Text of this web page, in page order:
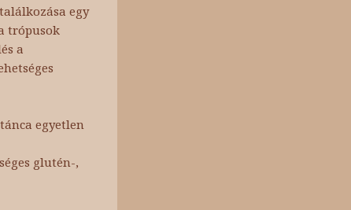
egy
trópusok
a
egyetlen
glutén-,